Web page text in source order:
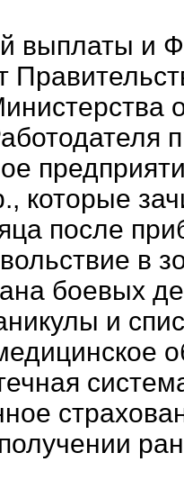
выплаты и
которые
после
в
боевых
и